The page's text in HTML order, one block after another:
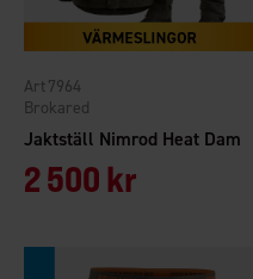
Jaktställ Nimrod Heat Dam
Brokared
7964
2 500 kr